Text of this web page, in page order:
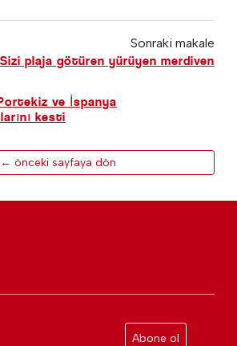
Sonraki makale
Sizi plaja götüren yürüyen merdiven
ve İspanya
kesti
← önceki sayfaya dön
Abone ol